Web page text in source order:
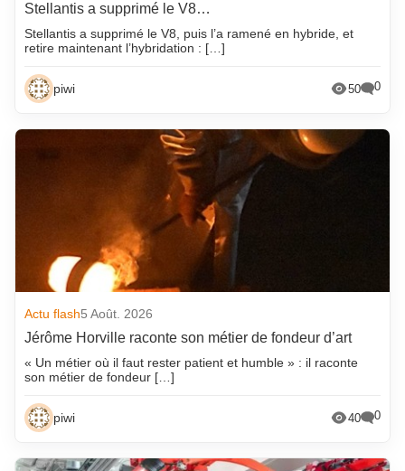
Stellantis a supprimé le V8…
Stellantis a supprimé le V8, puis l’a ramené en hybride, et
retire maintenant l’hybridation : […]
piwi 50 0
Actu flash5 Août. 2026
Jérôme Horville raconte son métier de fondeur d’art
« Un métier où il faut rester patient et humble » : il raconte
son métier de fondeur […]
piwi 40 0